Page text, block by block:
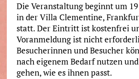
Die Veranstaltung beginnt um
in der Villa Clementine,
statt. Der Eintritt ist kostenfrei
Voranmeldung ist nicht
Besucherinnen und Besucher
nach eigenem Bedarf nutzen
gehen, wie es ihnen passt.